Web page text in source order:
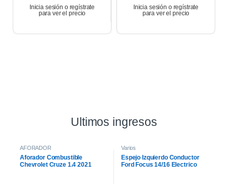
Inicia sesión o regístrate
para ver el precio
Inicia sesión o regístrate
para ver el precio
Ultimos ingresos
AFORADOR
Aforador Combustible
Chevrolet Cruze 1.4 2021
Varios
Espejo Izquierdo Conductor
Ford Focus 14/16 Electrico